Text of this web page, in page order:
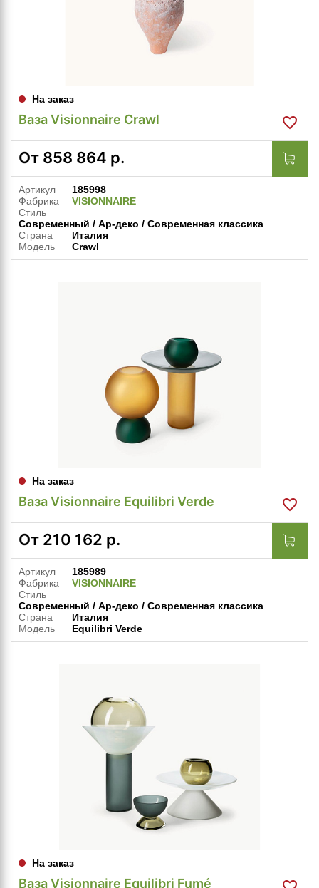
На заказ
Ваза Visionnaire Crawl
От 858 864 р.
Артикул
185998
Фабрика
VISIONNAIRE
Стиль
Современный / Ар-деко / Современная классика
Страна
Италия
Модель
Crawl
На заказ
Ваза Visionnaire Equilibri Verde
От 210 162 р.
Артикул
185989
Фабрика
VISIONNAIRE
Стиль
Современный / Ар-деко / Современная классика
Страна
Италия
Модель
Equilibri Verde
На заказ
Ваза Visionnaire Equilibri Fumé